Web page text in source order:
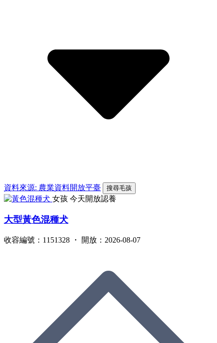
資料來源: 農業資料開放平臺 搜尋毛孩
女孩 今天開放認養
大型黃色混種犬
收容編號：1151328 ・ 開放：2026-08-07